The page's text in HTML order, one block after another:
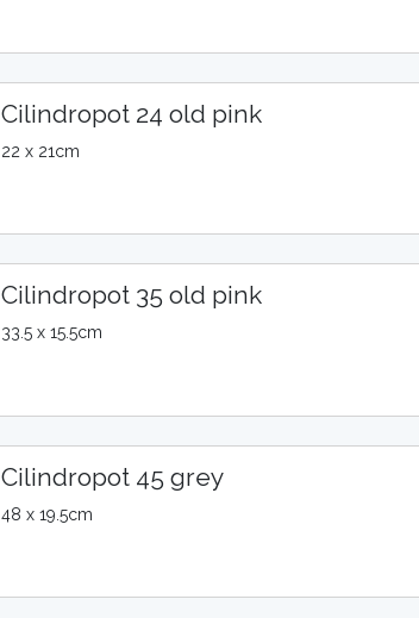
Cilindropot 24 old pink
22 x 21cm
Cilindropot 35 old pink
33.5 x 15.5cm
Cilindropot 45 grey
48 x 19.5cm